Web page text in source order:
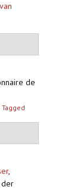
de
Tagged
,
der